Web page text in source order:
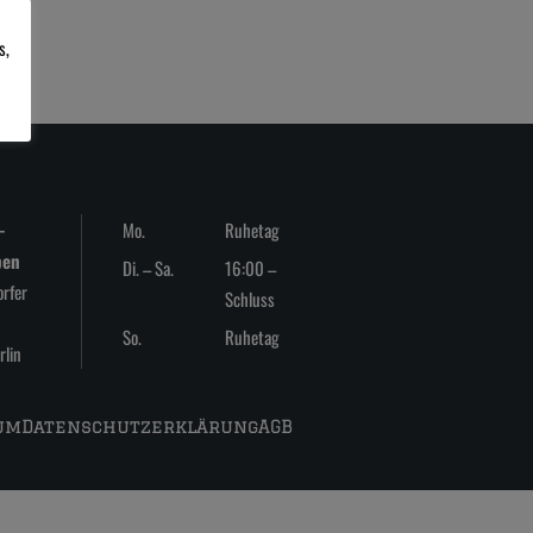
Mo.
Ruhetag
Di. – Sa.
16:00 –
Schluss
So.
Ruhetag
DatenschutzerklärungAGB